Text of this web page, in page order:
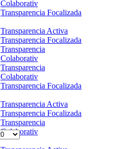
Colaborativ
Transparencia Focalizada
Transparencia Activa
Transparencia Focalizada
Transparencia
Colaborativ
Transparencia
Colaborativ
Transparencia Focalizada
Transparencia Activa
Transparencia Focalizada
Transparencia
Colaborativ